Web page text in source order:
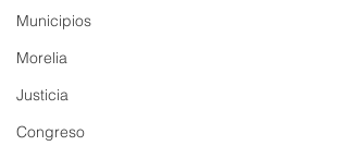
Municipios
Morelia
Justicia
Congreso